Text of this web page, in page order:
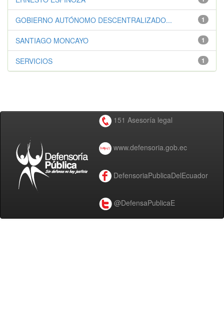
1
GOBIERNO AUTÓNOMO DESCENTRALIZADO...
1
SANTIAGO MONCAYO
1
SERVICIOS
151 Asesoría legal
www.defensoria.gob.ec
DefensoriaPublicaDelEcuador
@DefensaPublicaE